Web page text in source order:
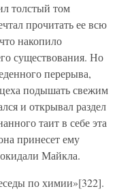
толстый том
прочитать ее всю
накопило
существования. Но
перерыва,
подышать свежим
и открывал раздел
таит в себе эта
принесет ему
Майкла.
по химии»[322].